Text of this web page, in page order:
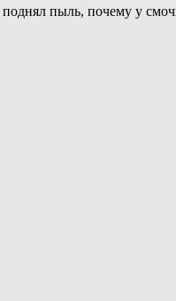
пыль, почему у